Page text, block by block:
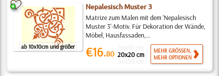
ab 10x10cm und größer
Nepalesisch Muster 3
Matrize zum Malen mit dem 'Nepalesisch
Muster 3'-Motiv. Für Dekoration der Wände,
Möbel, Hausfassaden,...
€16.80 20x20 cm
MEHR GRÖSSEN,
MEHR OPTIONEN